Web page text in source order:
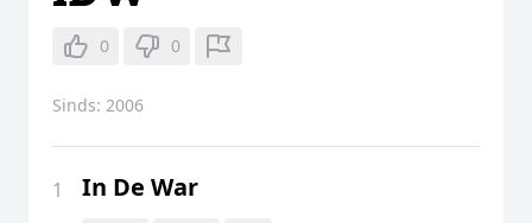
0 0
Sinds: 2006
1 In De War